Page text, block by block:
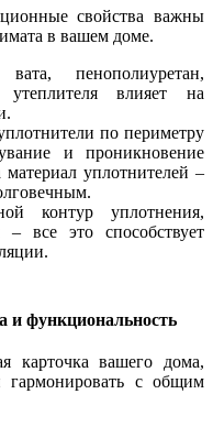
свойства важны
в вашем доме.
пенополиуретан,
влияет на
по периметру
и проникновение
уплотнителей –
контур уплотнения,
все это способствует
и функциональность
карточка вашего дома,
с общим